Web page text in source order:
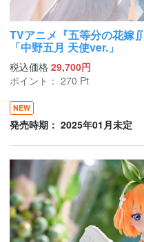
TVアニメ『五等分の花嫁
「中野五月 天使ver.」
税込価格 29,700円
ポイント： 270 Pt
NEW
発売時期： 2025年01月未定